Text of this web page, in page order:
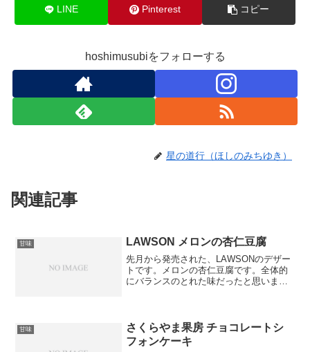
LINE Pinterest コピー
hoshimusubiをフォローする
星の道行（ほしのみちゆき）
関連記事
甘味 LAWSON メロンの杏仁豆腐
先月から発売された、LAWSONのデザー
トです。メロンの杏仁豆腐です。全体的
にバランスのとれた味だったと思います
段くらいの価値...
甘味
さくらやま果房 チョコレートシ
フォンケーキ